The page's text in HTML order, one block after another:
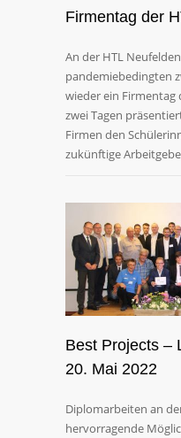
Firmentag der
An der HTL
pandemiebedingten
wieder ein
zwei Tagen
Firmen den
zukünftige
Best Projects –
20. Mai 2022
Diplomarbeiten an
hervorragende